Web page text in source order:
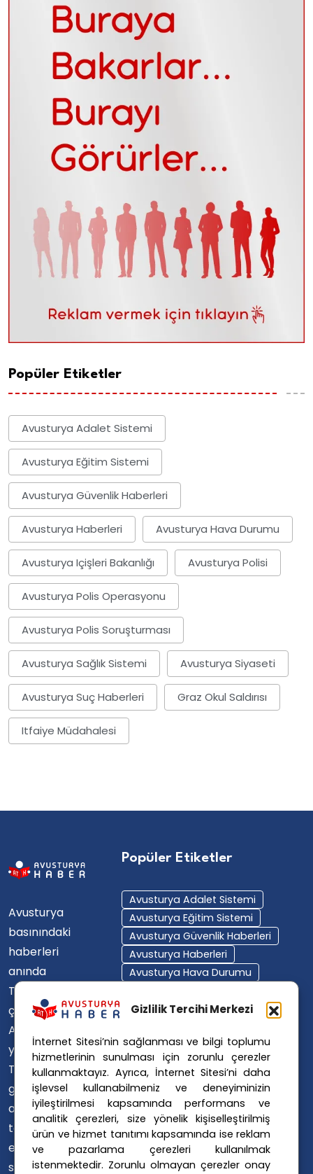
Gizlilik Tercihi Merkezi
İnternet Sitesi’nin sağlanması ve bilgi toplumu
hizmetlerinin sunulması için zorunlu çerezler
kullanmaktayız. Ayrıca, İnternet Sitesi’ni daha
işlevsel kullanabilmeniz ve deneyiminizin
iyileştirilmesi kapsamında performans ve
analitik çerezleri, size yönelik kişiselleştirilmiş
ürün ve hizmet tanıtımı kapsamında ise reklam
ve pazarlama çerezleri kullanılmak
istenmektedir. Zorunlu olmayan çerezler onay
Popüler Etiketler
Avusturya Adalet Sistemi
Avusturya Eğitim Sistemi
Avusturya Güvenlik Haberleri
Avusturya Haberleri Avusturya Hava Durumu
Avusturya Içişleri Bakanlığı Avusturya Polisi
Avusturya Polis Operasyonu
Avusturya Polis Soruşturması
Avusturya Sağlık Sistemi Avusturya Siyaseti
Avusturya Suç Haberleri Graz Okul Saldırısı
Itfaiye Müdahalesi
Avusturya
basınındaki
haberleri
anında
Türkçe'ye
çevirerek,
Avusturya'da
yaşayan
Türklerin ülke
gündemini
ana dillerinde
takip
etmelerini
sağlıyoruz.
Popüler Etiketler
Avusturya Adalet Sistemi
Avusturya Eğitim Sistemi
Avusturya Güvenlik Haberleri
Avusturya Haberleri
Avusturya Hava Durumu
Avusturya Polisi
Avusturya Polis Soruşturması
Avusturya Sağlık Sistemi
Avusturya Siyaseti
Avusturya Suç Haberleri
Avusturya Trafik Haberleri
Donald Trump
FPÖ
Graz Okul Saldırısı